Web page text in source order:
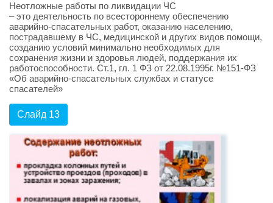
Неотложные работы по ликвидации ЧС
– это деятельность по всестороннему обеспечению
аварийно-спасательных работ, оказанию населению,
пострадавшему в ЧС, медицинской и других видов помощи,
созданию условий минимально необходимых для
сохранения жизни и здоровья людей, поддержания их
работоспособности. Ст.1, гл. 1 ФЗ от 22.08.1995г. №151-ФЗ
«Об аварийно-спасательных службах и статусе
спасателей»
Слайд 13